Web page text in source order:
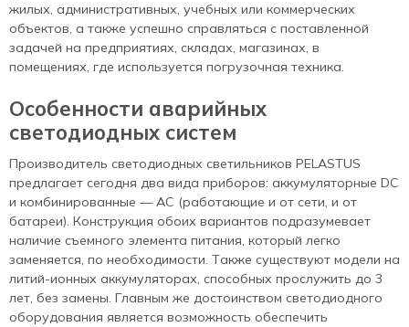
жилых, административных, учебных или коммерческих
объектов, а также успешно справляться с поставленной
задачей на предприятиях, складах, магазинах, в
помещениях, где используется погрузочная техника.
Особенности аварийных
светодиодных систем
Производитель светодиодных светильников PELASTUS
предлагает сегодня два вида приборов: аккумуляторные DC
и комбинированные — AC (работающие и от сети, и от
батареи). Конструкция обоих вариантов подразумевает
наличие съемного элемента питания, который легко
заменяется, по необходимости. Также существуют модели на
литий-ионных аккумуляторах, способных прослужить до 3
лет, без замены. Главным же достоинством светодиодного
оборудования является возможность обеспечить